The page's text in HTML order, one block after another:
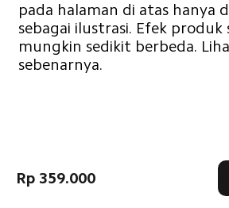
Rp 359.000
pada halaman di atas hanya
sebagai ilustrasi. Efek produk
mungkin sedikit berbeda.
sebenarnya.
Drag down to